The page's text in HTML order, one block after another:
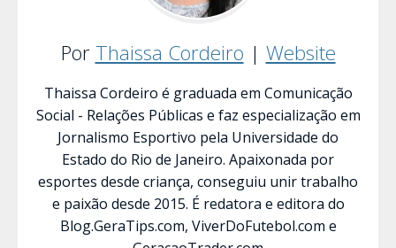
Por Thaissa Cordeiro | Website
Thaissa Cordeiro é graduada em Comunicação
Social - Relações Públicas e faz especialização em
Jornalismo Esportivo pela Universidade do
Estado do Rio de Janeiro. Apaixonada por
esportes desde criança, conseguiu unir trabalho
e paixão desde 2015. É redatora e editora do
Blog.GeraTips.com, ViverDoFutebol.com e